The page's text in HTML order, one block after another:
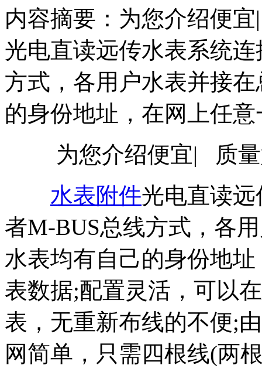
内容摘要：为您介绍便
光电直读远传水表系统
方式，各用户水表并接
的身份地址，在网上任
为您介绍便宜| 质量
水表附件光电直读远
者M-BUS总线方式，各
水表均有自己的身份地
表数据;配置灵活，可以
表，无重新布线的不便;
网简单，只需四根线(两